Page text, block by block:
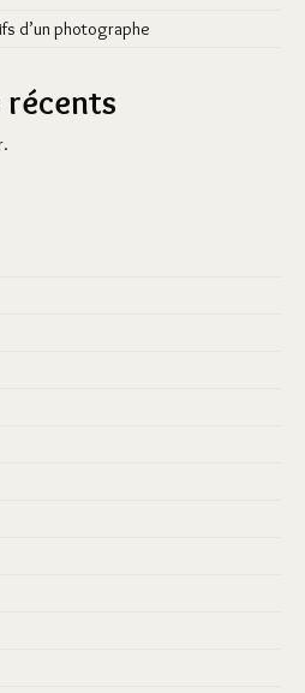
d’un photographe
récents